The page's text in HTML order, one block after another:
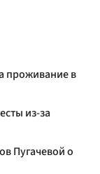
проживание в
из-за
Пугачевой о